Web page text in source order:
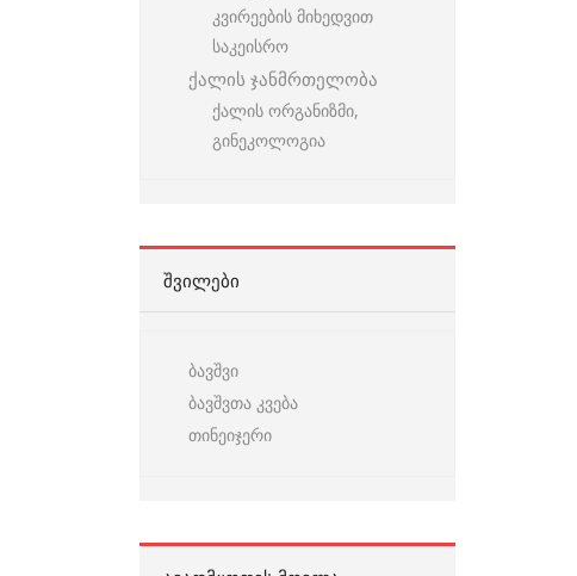
კვირეების მიხედვით
საკეისრო
ქალის ჯანმრთელობა
ქალის ორგანიზმი,
გინეკოლოგია
ᲨᲕᲘᲚᲔᲑᲘ
ბავშვი
ბავშვთა კვება
თინეიჯერი